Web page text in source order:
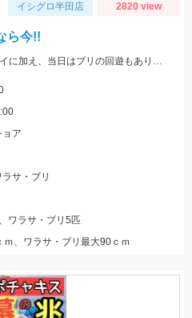
イシグロ半田店 2820 view
ら今!!
好調続くホタルイカパターンのマダイに加え、当日はブリの回遊もあり大爆釣!! 迷ってる場合じゃないですよ(笑) 行くなら今しかない!!
ア
サ・ブリ
ワラサ・ブリ5匹
ｍ、ワラサ・ブリ最大90ｃｍ